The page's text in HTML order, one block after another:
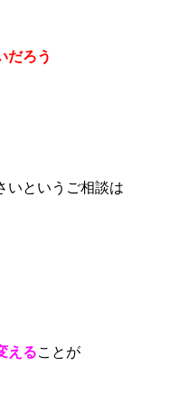
だろう
いというご相談は
えることが